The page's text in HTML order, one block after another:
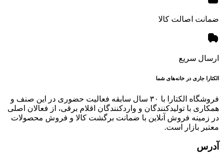
ضمانت اصالت کالا
ارسال سریع
الکتارا جاری در خانه‌های شما
فروشگاه الکتارا با ۳۰ سال سابقه فعالیت حضوری در این صنف و
همکاری با تولیدکنندگان و واردکنندگان اقلام برقی، از فعالان اصلی
در زمینه فروش آنلاین با ضمانت برگشت کالا و فروش محصولات
معتبر بازار است.
آدرس